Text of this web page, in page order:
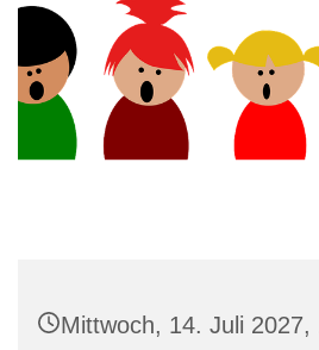
Mittwoch, 14. Juli 2027,